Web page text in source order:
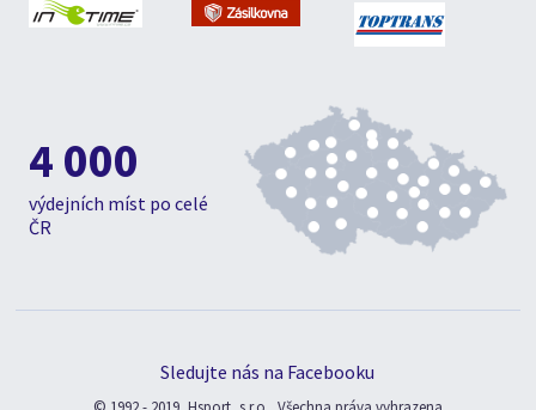
4 000
výdejních míst po celé
ČR
Sledujte nás na Facebooku